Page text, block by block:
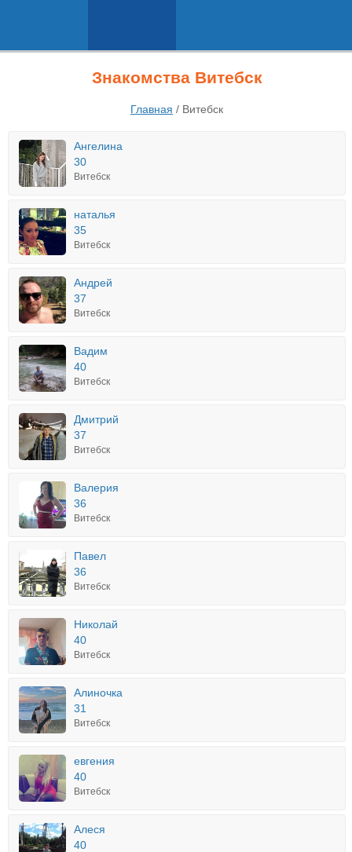
Знакомства Витебск
Главная / Витебск
Ангелина
30
Витебск
наталья
35
Витебск
Андрей
37
Витебск
Вадим
40
Витебск
Дмитрий
37
Витебск
Валерия
36
Витебск
Павел
36
Витебск
Николай
40
Витебск
Алиночка
31
Витебск
евгения
40
Витебск
Алеся
40